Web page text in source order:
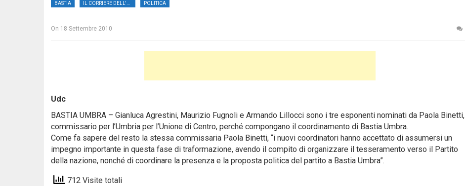
BASTIA POLITICA
On 18 Settembre 2010
Udc
BASTIA UMBRA – Gianluca Agrestini, Maurizio Fugnoli e Armando Lillocci sono i tre esponenti nominati da Paola Binetti,
commissario per l’Umbria per l’Unione di Centro, perché compongano il coordinamento di Bastia Umbra.
Come fa sapere del resto la stessa commissaria Paola Binetti, “i nuovi coordinatori hanno accettato di assumersi un
impegno importante in questa fase di traformazione, avendo il compito di organizzare il tesseramento verso il Partito
della nazione, nonché di coordinare la presenza e la proposta politica del partito a Bastia Umbra”.
712 Visite totali